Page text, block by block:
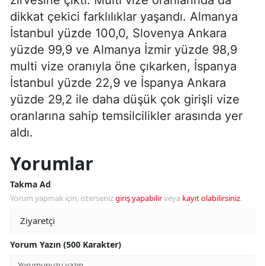
dikkat çekici farklılıklar yaşandı. Almanya
İstanbul yüzde 100,0, Slovenya Ankara
yüzde 99,9 ve Almanya İzmir yüzde 98,9
multi vize oranıyla öne çıkarken, İspanya
İstanbul yüzde 22,9 ve İspanya Ankara
yüzde 29,2 ile daha düşük çok girişli vize
oranlarına sahip temsilcilikler arasında yer
aldı.
Yorumlar
Takma Ad
Yorum yapmak için, istersenizgiriş yapabilirveya kayıt olabilirsiniz.
Yorum Yazın (500 Karakter)